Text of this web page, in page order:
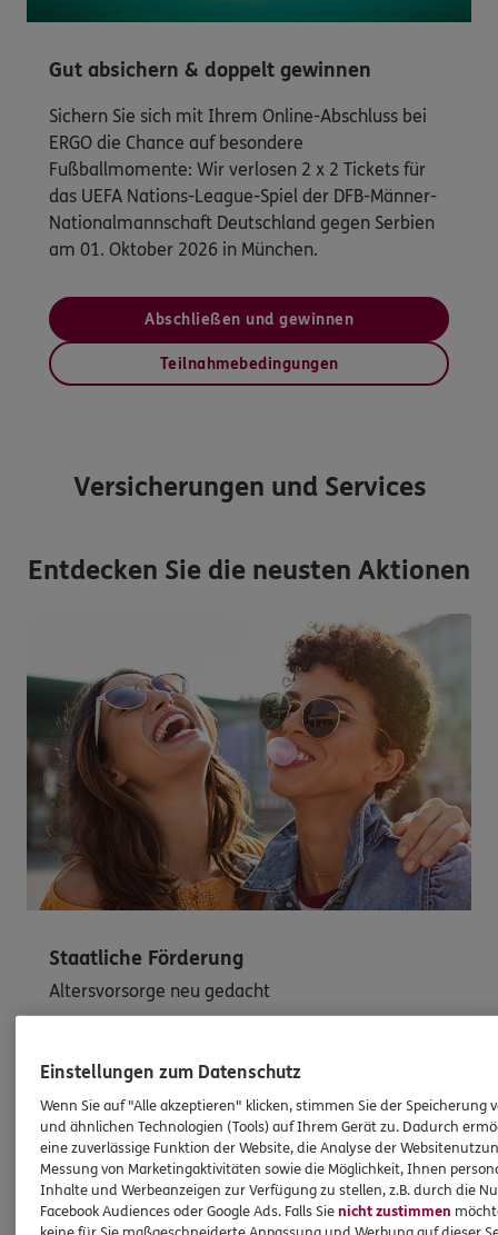
Gut absichern & doppelt gewinnen
Sichern Sie sich mit Ihrem Online-Abschluss bei
ERGO die Chance auf besondere
Fußballmomente: Wir verlosen 2 x 2 Tickets für
das UEFA Nations-League-Spiel der DFB-Männer-
Nationalmannschaft Deutschland gegen Serbien
am 01. Oktober 2026 in München.
Abschließen und gewinnen
Teilnahmebedingungen
Versicherungen und Services
Entdecken Sie die neusten Aktionen
Staatliche Förderung
Altersvorsorge neu gedacht
Möglichkeiten für Ihre Zukunft. Ein zeitgemäßes
sowie vielfältiges Angebot lädt jetzt ein, Ihre
Absicherung fürs Alter renditestark und
kostengünstig zu erweitern. Frühzeitig
informieren lohnt sich.
Einstellungen zum Datenschutz
Wenn Sie auf "Alle akzeptieren" klicken, stimmen Sie der Speicherung
und ähnlichen Technologien (Tools) auf Ihrem Gerät zu. Dadurch
eine zuverlässige Funktion der Website, die Analyse der
Messung von Marketingaktivitäten sowie die Möglichkeit, Ihnen
Inhalte und Werbeanzeigen zur Verfügung zu stellen, z.B. durch die
Facebook Audiences oder Google Ads. Falls Sienicht zustimmen